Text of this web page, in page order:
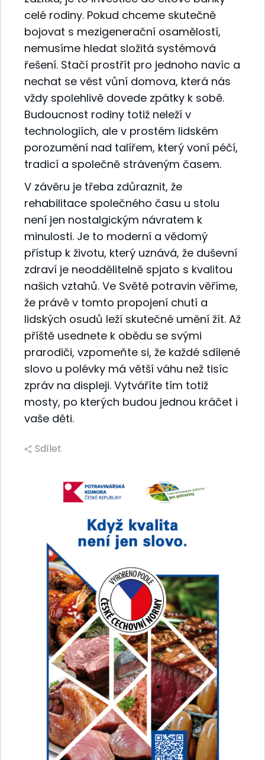
celé rodiny. Pokud chceme skutečně
bojovat s mezigenerační osamělostí,
nemusíme hledat složitá systémová
řešení. Stačí prostřít pro jednoho navíc a
nechat se vést vůní domova, která nás
vždy spolehlivě dovede zpátky k sobě.
Budoucnost rodiny totiž neleží v
technologiích, ale v prostém lidském
porozumění nad talířem, který voní péčí,
tradicí a společně stráveným časem.
V závěru je třeba zdůraznit, že
rehabilitace společného času u stolu
není jen nostalgickým návratem k
minulosti. Je to moderní a vědomý
přístup k životu, který uznává, že duševní
zdraví je neoddělitelně spjato s kvalitou
našich vztahů. Ve Světě potravin věříme,
že právě v tomto propojení chutí a
lidských osudů leží skutečné umění žít. Až
příště usednete k obědu se svými
prarodiči, vzpomeňte si, že každé sdílené
slovo u polévky má větší váhu než tisíc
zpráv na displeji. Vytváříte tím totiž
mosty, po kterých budou jednou kráčet i
vaše děti.
Sdílet